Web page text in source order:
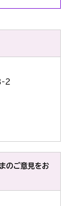
2
のご意見をお